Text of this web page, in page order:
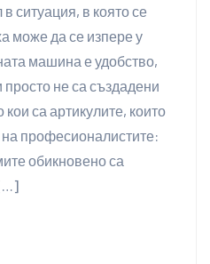
ситуация, в която се
може да се изпере у
машина е удобство,
не са създадени
са артикулите, които
професионалистите:
обикновено са
[…]